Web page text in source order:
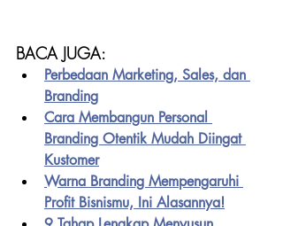
BACA JUGA:
Perbedaan Marketing, Sales, dan
Branding
Cara Membangun Personal
Branding Otentik Mudah Diingat
Kustomer
Warna Branding Mempengaruhi
Profit Bisnismu, Ini Alasannya!